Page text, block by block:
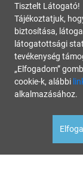
Tisztelt Látogató!
Tájékoztatjuk,
biztosítása,
látogatottsági
tevékenység
„Elfogadom”
cookie-k, alábbi
alkalmazásához.